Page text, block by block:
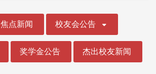
焦点新闻 校友会公告
奖学金公告 杰出校友新闻